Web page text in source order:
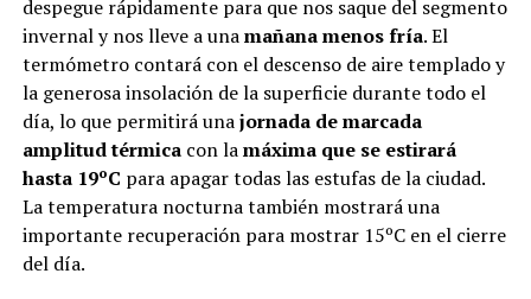
despegue rápidamente para que nos saque del segmento
invernal y nos lleve a unamañana menos fría. El
termómetro contará con el descenso de aire templado y
la generosa insolación de la superficie durante todo el
día, lo que permitirá unajornada de marcada
amplitud térmicacon lamáxima que se estirará
hasta 19ºC para apagar todas las estufas de la ciudad.
La temperatura nocturna también mostrará una
importante recuperación para mostrar 15ºC en el cierre
del día.